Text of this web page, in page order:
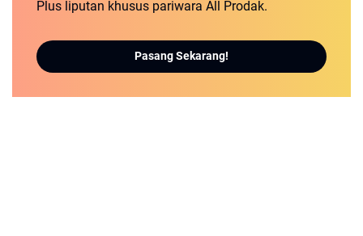
Plus liputan khusus pariwara All Prodak.
Pasang Sekarang!